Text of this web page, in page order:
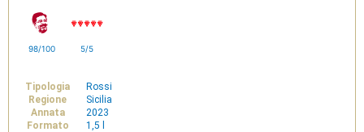
98/100 5/5
Tipologia
Rossi
Regione
Sicilia
Annata
2023
Formato
1,5 l